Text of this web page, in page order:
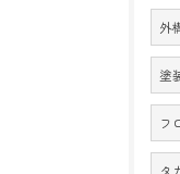
外
塗
フ